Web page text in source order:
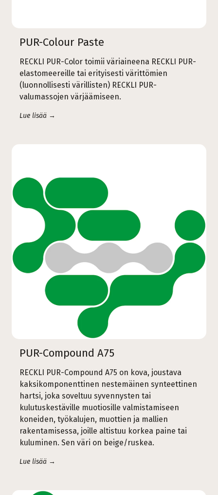
PUR-Colour Paste
RECKLI PUR-Color toimii väriaineena RECKLI PUR-
elastomeereille tai erityisesti värittömien
(luonnollisesti värillisten) RECKLI PUR-
valumassojen värjäämiseen.
Lue lisää →
PUR-Compound A75
RECKLI PUR-Compound A75 on kova, joustava
kaksikomponenttinen nestemäinen synteettinen
hartsi, joka soveltuu syvennysten tai
kulutuskestäville muotiosille valmistamiseen
koneiden, työkalujen, muottien ja mallien
rakentamisessa, joille altistuu korkea paine tai
kuluminen. Sen väri on beige/ruskea.
Lue lisää →